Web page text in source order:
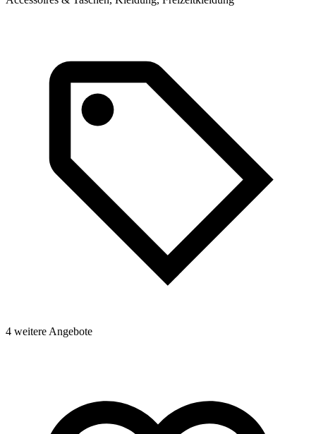
4 weitere Angebote